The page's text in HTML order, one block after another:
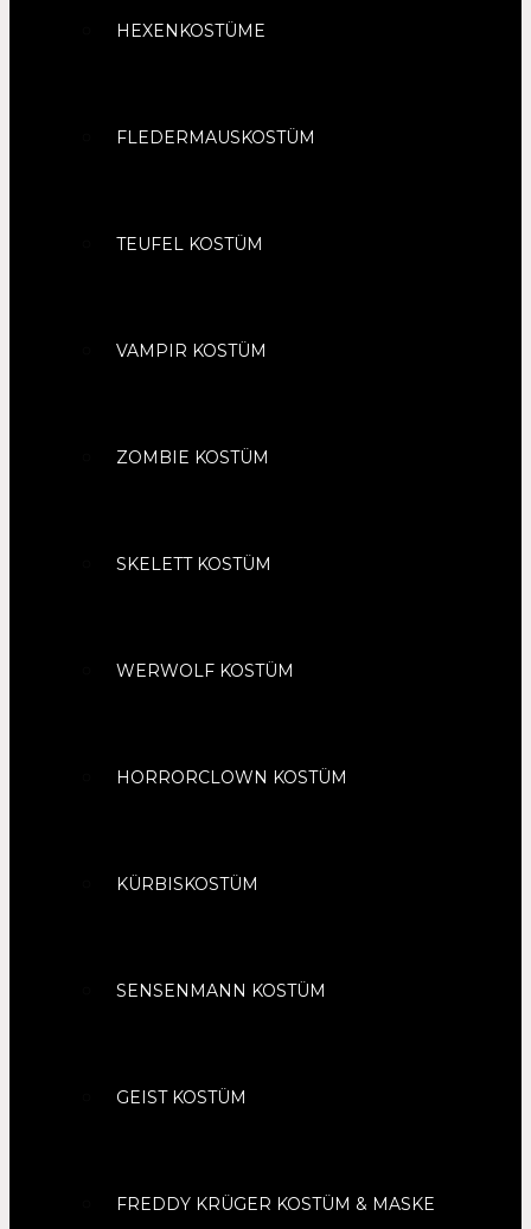
HEXENKOSTÜME
FLEDERMAUSKOSTÜM
TEUFEL KOSTÜM
VAMPIR KOSTÜM
ZOMBIE KOSTÜM
SKELETT KOSTÜM
WERWOLF KOSTÜM
HORRORCLOWN KOSTÜM
KÜRBISKOSTÜM
SENSENMANN KOSTÜM
GEIST KOSTÜM
FREDDY KRÜGER KOSTÜM & MASKE